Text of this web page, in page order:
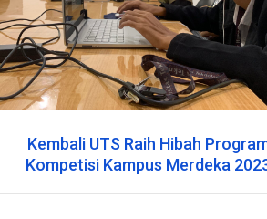
Kembali UTS Raih Hibah Program
Kompetisi Kampus Merdeka 2023